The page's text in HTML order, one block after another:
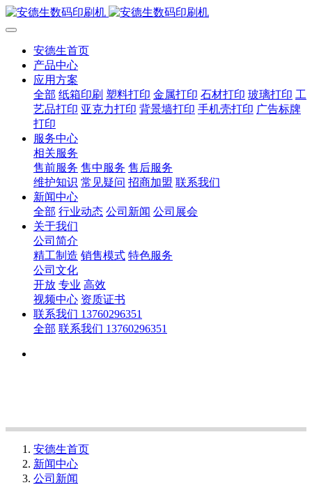
安德生首页
产品中心
应用方案
全部 纸箱印刷 塑料打印 金属打印 石材打印 玻璃打印 工
艺品打印 亚克力打印 背景墙打印 手机壳打印 广告标牌
打印
服务中心
相关服务
售前服务 售中服务 售后服务
维护知识 常见疑问 招商加盟 联系我们
新闻中心
全部 行业动态 公司新闻 公司展会
关于我们
公司简介
精工制造 销售模式 特色服务
公司文化
开放 专业 高效
视频中心 资质证书
联系我们 13760296351
全部 联系我们 13760296351
安德生首页
新闻中心
公司新闻